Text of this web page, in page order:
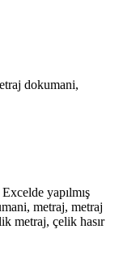
dokumani,
yapılmış
metraj, metraj
metraj, çelik hasır